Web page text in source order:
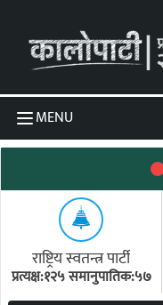
MENU
राष्ट्रिय स्वतन्त्र पार्टी
प्रत्यक्ष:१२५ समानुपातिक:५७